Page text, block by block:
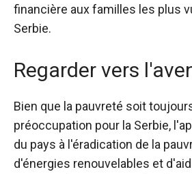
financière aux familles les plus
Serbie.
Regarder vers
Bien que la pauvreté soit
préoccupation pour la Serbie,
du pays à l'éradication de la
d'énergies renouvelables et